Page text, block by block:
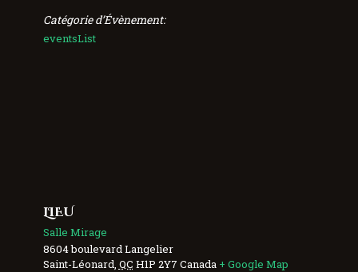
Catégorie d’Évènement:
eventsList
LIEU
Salle Mirage
8604 boulevard Langelier
Saint-Léonard QC H1P 2Y7 Canada + Google Map